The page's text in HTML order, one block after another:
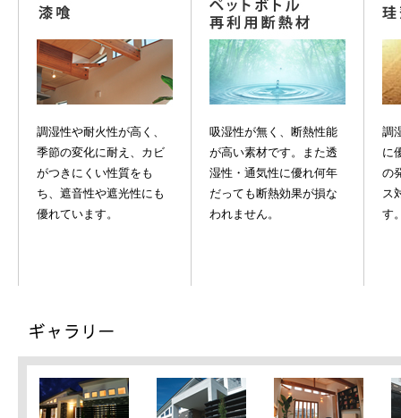
調湿性や耐火性が高く、
季節の変化に耐え、カビ
がつきにくい性質をも
ち、遮音性や遮光性にも
優れています。
吸湿性が無く、断熱性能
が高い素材です。また透
湿性・通気性に優れ何年
だっても断熱効果が損な
われません。
調
に
の
ス
す